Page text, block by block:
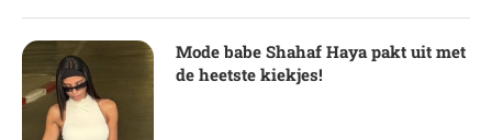
Mode babe Shahaf Haya pakt uit met
de heetste kiekjes!